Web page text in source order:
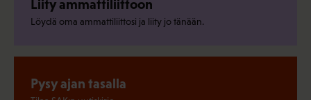
Liity ammattiliittoon
Löydä oma ammattiliittosi ja liity jo tänään.
Pysy ajan tasalla